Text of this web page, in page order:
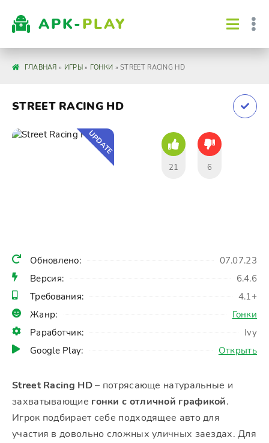
APK-PLAY
ГЛАВНАЯ » ИГРЫ» ГОНКИ » STREET RACING HD
STREET RACING HD
Обновлено:
07.07.23
Версия:
6.4.6
Требования:
4.1+
Жанр:
Гонки
Раработчик:
Ivy
Google Play:
Открыть
UPDATE
21 6
Street Racing HD– потрясающе натуральные и
захватывающие гонки с отличной графикой.
Игрок подбирает себе подходящее авто для
участия в довольно сложных уличных заездах. Для